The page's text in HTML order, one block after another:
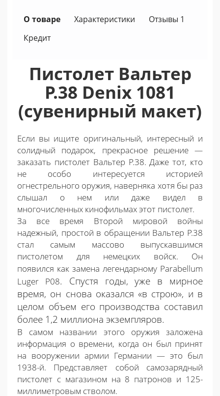
О товаре Характеристики
Отзывы 1
Кредит
Пистолет Вальтер
P.38 Denix 1081
(сувенирный макет)
Если вы ищите оригинальный, интересный и
солидный подарок, прекрасное решение —
заказать пистолет Вальтер Р.38. Даже тот, кто
не особо интересуется историей
огнестрельного оружия, наверняка хотя бы раз
слышал о нем или даже видел в
многочисленных кинофильмах этот пистолет.
За все время Второй мировой войны
надежный, простой в обращении Вальтер Р.38
стал самым массово выпускавшимся
пистолетом для немецких войск. Он
появился как замена легендарному Parabellum
Luger P08. Спустя годы, уже в мирное
время, он снова оказался «в строю», и в
целом объем его производства составил
более 1,2 миллиона экземпляров.
В самом названии этого оружия заложена
информация о времени, когда он был принят
на вооружении армии Германии — это был
1938-й. Представляет собой самозарядный
пистолет с магазином на 8 патронов и 125-
миллиметровым стволом.